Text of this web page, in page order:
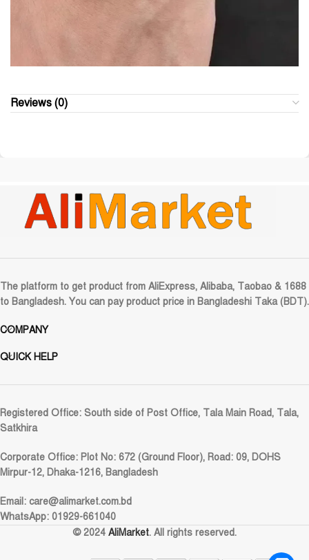
Reviews (0)
The platform to get product from AliExpress, Alibaba, Taobao & 1688
to Bangladesh. You can pay product price in Bangladeshi Taka (BDT).
COMPANY
QUICK HELP
Registered Office: South side of Post Office, Tala Main Road, Tala,
Satkhira
Corporate Office: Plot No: 672 (Ground Floor), Road: 09, DOHS
Mirpur-12, Dhaka-1216, Bangladesh
Email: care@alimarket.com.bd
WhatsApp: 01929-661040
© 2024 AliMarket. All rights reserved.